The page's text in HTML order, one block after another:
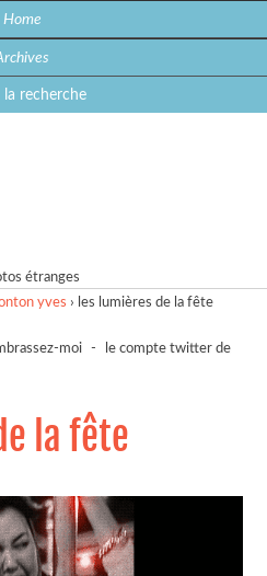
Home
la recherche
étranges
yves › les lumières de la fête
moi -
le compte twitter de
la fête